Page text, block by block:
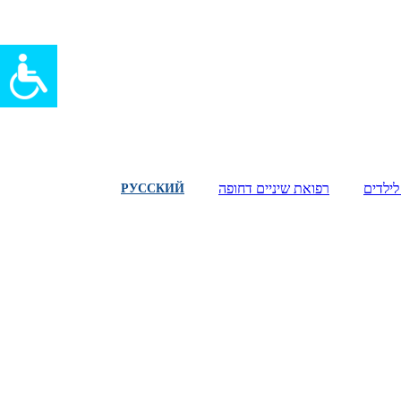
רפואת שיניים דחופה РУССКИЙ